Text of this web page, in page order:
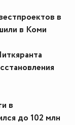
в
в Коми
в
до 102 млн